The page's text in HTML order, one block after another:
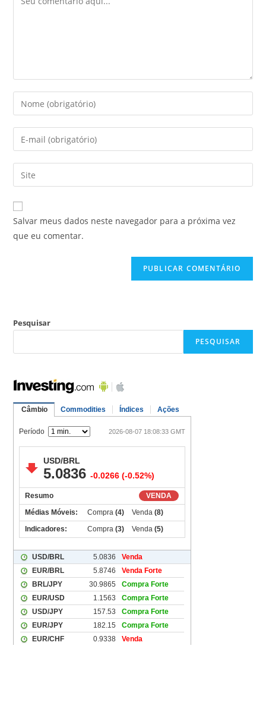
Salvar meus dados neste navegador para a próxima vez
que eu comentar.
Pesquisar
PESQUISAR